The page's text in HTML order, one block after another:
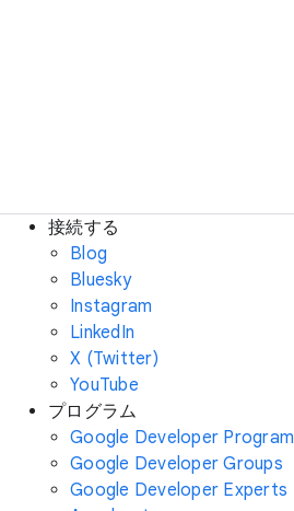
接続する
Blog
Bluesky
Instagram
LinkedIn
X (Twitter)
YouTube
プログラム
Google Developer Program
Google Developer Groups
Google Developer Experts